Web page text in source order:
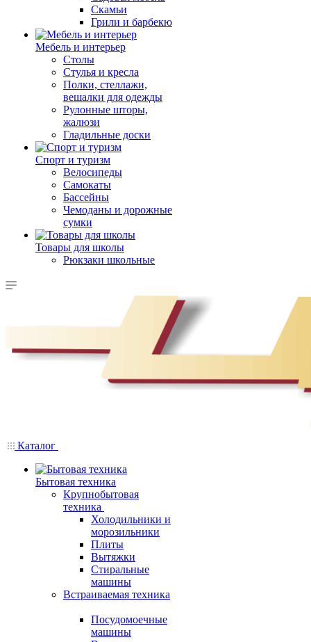
Скамьи
Грили и барбекю
Мебель и интерьер
Столы
Стулья и кресла
Полки, стеллажи,
вешалки для одежды
Рулонные шторы,
жалюзи
Гладильные доски
Спорт и туризм
Велосипеды
Самокаты
Бассейны
Чемоданы и дорожные
сумки
Товары для школы
Рюкзаки школьные
Каталог
Бытовая техника
Крупнобытовая
техника
Холодильники и
морозильники
Плиты
Вытяжки
Стиральные
машины
Встраиваемая техника
Посудомоечные
машины